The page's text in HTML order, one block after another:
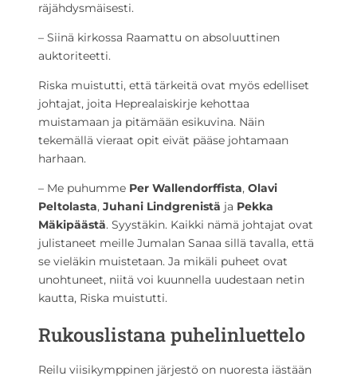
räjähdysmäisesti.
– Siinä kirkossa Raamattu on absoluuttinen
auktoriteetti.
Riska muistutti, että tärkeitä ovat myös edelliset
johtajat, joita Heprealaiskirje kehottaa
muistamaan ja pitämään esikuvina. Näin
tekemällä vieraat opit eivät pääse johtamaan
harhaan.
– Me puhumme Per Wallendorffista, Olavi
Peltolasta, Juhani Lindgrenistä ja Pekka
Mäkipäästä. Syystäkin. Kaikki nämä johtajat ovat
julistaneet meille Jumalan Sanaa sillä tavalla, että
se vieläkin muistetaan. Ja mikäli puheet ovat
unohtuneet, niitä voi kuunnella uudestaan netin
kautta, Riska muistutti.
Rukouslistana puhelinluettelo
Reilu viisikymppinen järjestö on nuoresta iästään